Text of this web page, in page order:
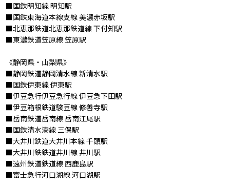
■国鉄明知線 明知駅
■国鉄東海道本線支線 美濃赤坂駅
■北恵那鉄道北恵那鉄道線 下付知駅
■東濃鉄道笠原線 笠原駅
《静岡県・山梨県》
■静岡鉄道静岡清水線 新清水駅
■国鉄伊東線 伊東駅
■伊豆急行伊豆急行線 伊豆急下田駅
■伊豆箱根鉄道駿豆線 修善寺駅
■岳南鉄道岳南線 岳南江尾駅
■国鉄清水港線 三保駅
■大井川鉄道大井川本線 千頭駅
■大井川鉄鉄道井川線 井川駅
■遠州鉄道鉄道線 西鹿島駅
■富士急行河口湖線 河口湖駅